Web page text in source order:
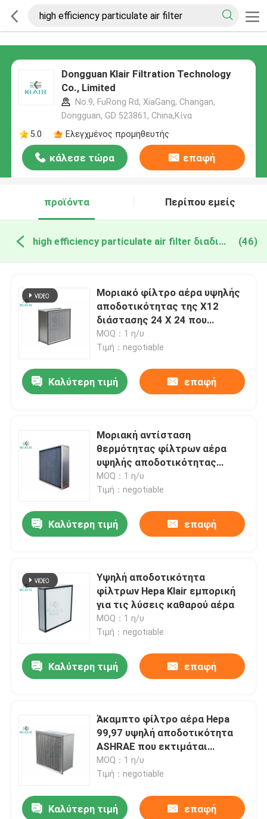
Dongguan Klair Filtration Technology
Co., Limited
No.9, FuRong Rd, XiaGang, Changan,
Dongguan, GD 523861, China,Κίνα
5.0
Ελεγχμένος προμηθευτής
κάλεσε τώρα επαφή
προϊόντα Περίπου εμείς
high efficiency particulate air filter διαδικτυακή κατασκευή (46)
Μοριακό φίλτρο αέρα υψηλής
αποδοτικότητας της X12
διάστασης 24 X 24 που
πτυχώνεται βαθιά
MOQ：1 η/υ
Τιμή：negotiable
Καλύτερη τιμή επαφή
Μοριακή αντίσταση
θερμότητας φίλτρων αέρα
υψηλής αποδοτικότητας
ανοξείδωτου 350℃
MOQ：1 η/υ
Τιμή：negotiable
Καλύτερη τιμή επαφή
Υψηλή αποδοτικότητα
φίλτρων Hepa Klair εμπορική
για τις λύσεις καθαρού αέρα
MOQ：1 η/υ
Τιμή：negotiable
Καλύτερη τιμή επαφή
Άκαμπτο φίλτρο αέρα Hepa
99,97 υψηλή αποδοτικότητα
ASHRAE που εκτιμάται
βιομηχανική
MOQ：1 η/υ
Τιμή：negotiable
Καλύτερη τιμή επαφή